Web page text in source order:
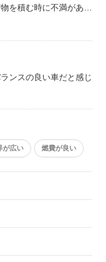
を積む時に不満があり
ンスの良い車だと感じ
が広い 燃費が良い